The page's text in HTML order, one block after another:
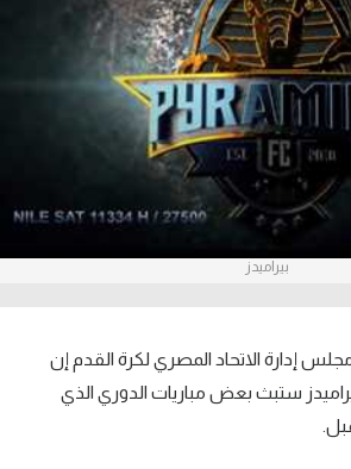
بيراميدز
إدارة الاتحاد المصري لكرة القدم إن
ستبث بعض مباريات الدوري الذي